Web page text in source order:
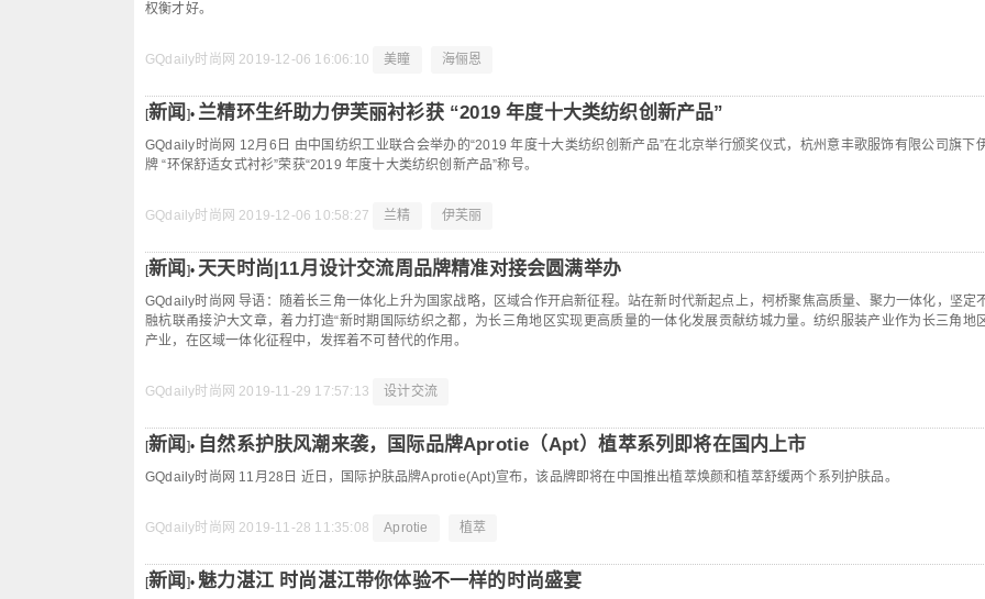
权衡才好。
GQdaily时尚网 2019-12-06 16:06:10 美瞳 海俪恩
[新闻 ]• 兰精环生纤助力伊芙丽衬衫获 “2019 年度十大类纺织创新产品”
GQdaily时尚网 12月6日 由中国纺织工业联合会举办的“2019 年度十大类纺织创新产品”在北京举行颁奖仪式，杭州意丰歌服饰有限公司旗下
牌 “环保舒适女式衬衫”荣获“2019 年度十大类纺织创新产品”称号。
GQdaily时尚网 2019-12-06 10:58:27 兰精 伊芙丽
[新闻 ]• 天天时尚|11月设计交流周品牌精准对接会圆满举办
GQdaily时尚网 导语：随着长三角一体化上升为国家战略，区域合作开启新征程。站在新时代新起点上，柯桥聚焦高质量、聚力一体化，坚定
融杭联甬接沪大文章，着力打造“新时期国际纺织之都，为长三角地区实现更高质量的一体化发展贡献纺城力量。纺织服装产业作为长三角地
产业，在区域一体化征程中，发挥着不可替代的作用。
GQdaily时尚网 2019-11-29 17:57:13 设计交流
[新闻 ]• 自然系护肤风潮来袭，国际品牌Aprotie（Apt）植萃系列即将在国内上市
GQdaily时尚网 11月28日 近日，国际护肤品牌Aprotie(Apt)宣布，该品牌即将在中国推出植萃焕颜和植萃舒缓两个系列护肤品。
GQdaily时尚网 2019-11-28 11:35:08 Aprotie 植萃
[新闻 ]• 魅力湛江 时尚湛江带你体验不一样的时尚盛宴